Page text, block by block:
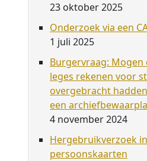
23 oktober 2025
Onderzoek via een
1 juli 2025
Burgervraag:
leges rekenen voor
overgebracht
een
4 november 2024
Hergebruikverzoek
persoonskaarten